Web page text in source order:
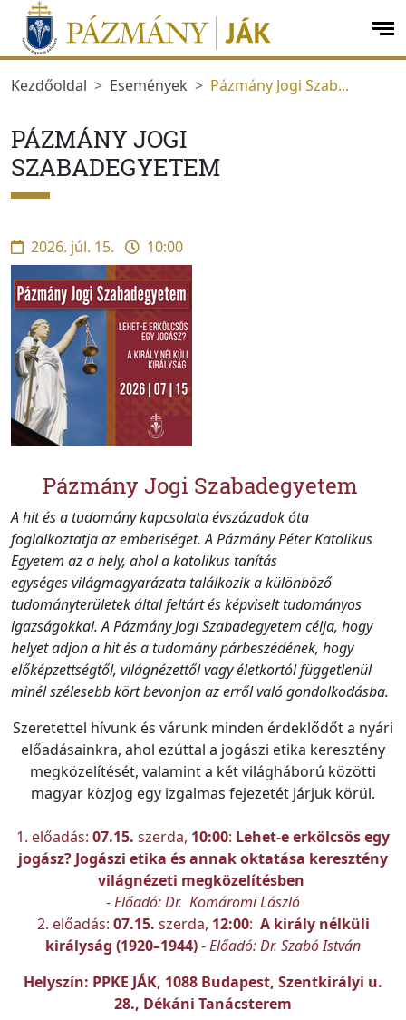
Ugrás a menüre
Ugrás a tartalomra
Kezdőoldal
Események Pázmány Jogi Szab...
PÁZMÁNY JOGI
SZABADEGYETEM
2026. júl. 15. 10:00
Pázmány Jogi Szabadegyetem
A hit és a tudomány kapcsolataévszázadokóta
foglalkoztatja az emberiséget. A Pázmány Péter Katolikus
Egyetem az a hely, ahol a katolikus tanítás
egységesvilágmagyarázatatalálkozik a különböző
tudományterületek által feltárt és képviselt tudományos
igazságokkal. A Pázmány Jogi Szabadegyetem célja, hogy
helyet adjon a hit és a tudomány párbeszédének, hogy
előképzettségtől, világnézettől vagy életkortól függetlenül
minél szélesebb kört bevonjon az erről való gondolkodásba.
Szeretettel hívunk és várunk minden érdeklődőt a nyári
előadásainkra, ahol ezúttal a jogászi etika keresztény
megközelítését, valamint a két világháború közötti
magyar közjog egy izgalmas fejezetét járjuk körül.
1. előadás: 07.15. szerda, 10:00: Lehet-e erkölcsös egy
jogász? Jogászi etika és annak oktatása keresztény
világnézeti megközelítésben
-Előadó: Dr. Komáromi László
2. előadás: 07.15. szerda, 12:00: A király nélküli
királyság (1920–1944)-Előadó: Dr. Szabó István
Helyszín: PPKE JÁK, 1088 Budapest, Szentkirályi u.
28., Dékáni Tanácsterem